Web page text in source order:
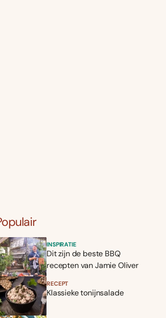
INSPIRATIE
Dit zijn de beste BBQ
recepten van Jamie Oliver
RECEPT
Klassieke tonijnsalade